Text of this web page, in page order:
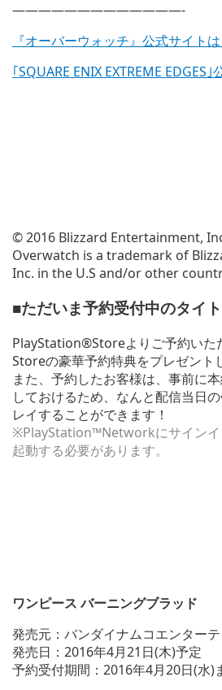
—————————————-
『オーバーウォッチ』公式サイト
｢SQUARE ENIX EXTREME EDGES
© 2016 Blizzard Entertainment,
Overwatch is a trademark of
Inc. in the U.S and/or other
■ただいま予約受付中のタイ
PlayStation®Storeよりご予約いた
Storeの豪華予約特典をプレゼント
また、予約したお客様は、事前に
しておけるため、なんと配信当日
レイすることができます！
※PlayStation™Networkにサインイ
起動する必要があります。
ワンピース バーニングブラッド
発売元：バンダイナムコエンター
発売日：2016年4月21日(木)予定
予約受付期間：2016年4月20日(水)